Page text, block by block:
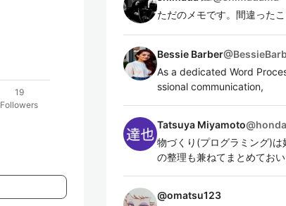
19
Followers
ただのメモです。間違った
Bessie Barber@
As a dedicated Word
ssional communication,
Tatsuya Miyamoto@
物づくり(プログラミング)
の整理も兼ねてまとめてお
@omatsu123